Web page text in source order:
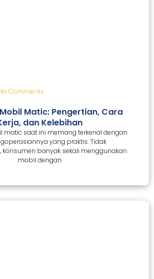
No Comments
Matic: Pengertian, Cara
dan Kelebihan
matic saat ini memang terkenal dengan
yang praktis. Tidak
konsumen banyak sekali menggunakan
mobil dengan